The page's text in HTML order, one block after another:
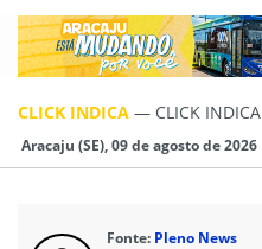
CLICK INDICA — CLICK INDICA
Aracaju (SE), 09 de agosto de 2026
Fonte: Pleno News